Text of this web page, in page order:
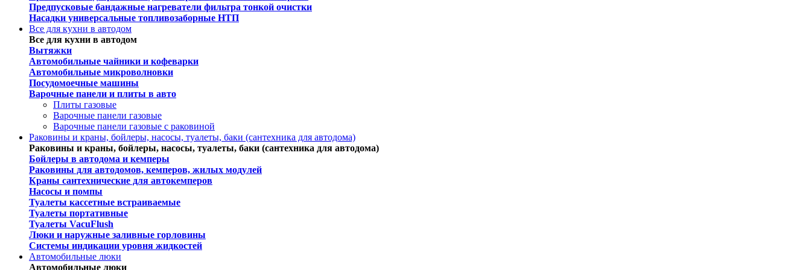
Предпусковые бандажные нагреватели фильтра тонкой очистки
Насадки универсальные топливозаборные НТП
Все для кухни в автодом
Все для кухни в автодом
Вытяжки
Автомобильные чайники и кофеварки
Автомобильные микроволновки
Посудомоечные машины
Варочные панели и плиты в авто
Плиты газовые
Варочные панели газовые
Варочные панели газовые c раковиной
Раковины и краны, бойлеры, насосы, туалеты, баки (сантехника для автодома)
Раковины и краны, бойлеры, насосы, туалеты, баки (сантехника для автодома)
Бойлеры в автодома и кемперы
Раковины для автодомов, кемперов, жилых модулей
Краны сантехнические для автокемперов
Насосы и помпы
Туалеты кассетные встраиваемые
Туалеты портативные
Туалеты VacuFlush
Люки и наружные заливные горловины
Системы индикации уровня жидкостей
Автомобильные люки
Автомобильные люки